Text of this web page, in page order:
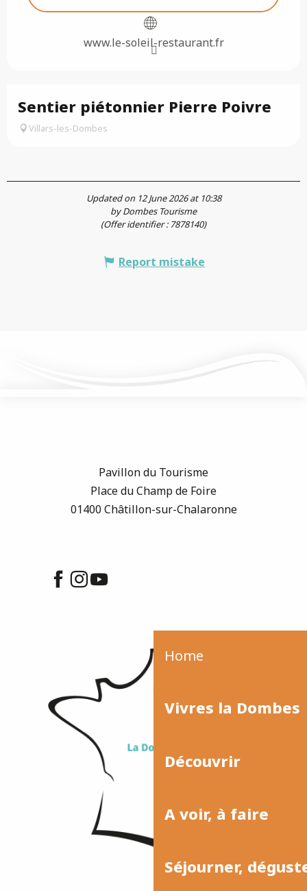
Home
Vivres la Dombes
Découvrir
A voir, à faire
Séjourner,
www.le-soleil-restaurant.fr
Sentier piétonnier Pierre Poivre
Villars-les-Dombes
Updated on 12 June 2026 at 10:38
by Dombes Tourisme
(Offer identifier : 7878140)
Report mistake
Pavillon du Tourisme
Place du Champ de Foire
01400 Châtillon-sur-Chalaronne